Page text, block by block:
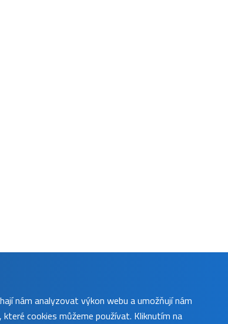
nám analyzovat výkon webu a umožňují nám
cookies můžeme používat. Kliknutím na